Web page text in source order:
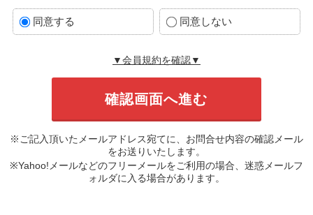
同意する 同意しない
▼会員規約を確認▼
※ご記入頂いたメールアドレス宛てに、お問合せ内容の確認メール
をお送りいたします。
※Yahoo!メールなどのフリーメールをご利用の場合、迷惑メールフ
ォルダに入る場合があります。